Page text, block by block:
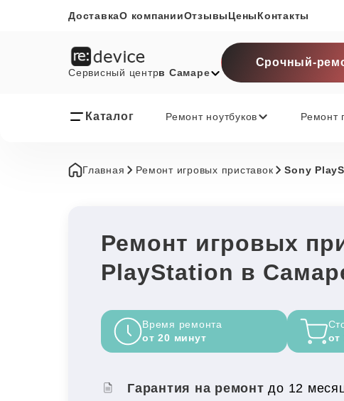
ДоставкаО компанииОтзывыЦеныКонтакты
Сервисный центрв Самаре
Срочный-
Каталог Ремонт ноутбуков Ремонт
Главная Ремонт игровых приставок Sony
Ремонт игровых
PlayStation в
Время ремонта
от 20 минут
от
Гарантия на ремонтдо 12